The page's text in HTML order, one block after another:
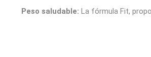
Peso saludable: La fórmula Fit,